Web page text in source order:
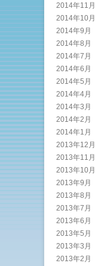
2014年11月
2014年10月
2014年9月
2014年8月
2014年7月
2014年6月
2014年5月
2014年4月
2014年3月
2014年2月
2014年1月
2013年12月
2013年11月
2013年10月
2013年9月
2013年8月
2013年7月
2013年6月
2013年5月
2013年3月
2013年2月